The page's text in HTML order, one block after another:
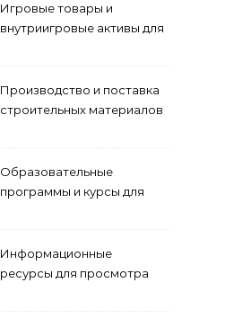
Игровые товары и
внутриигровые активы для
приобретения
Производство и поставка
строительных материалов
Образовательные
программы и курсы для
Информационные
ресурсы для просмотра